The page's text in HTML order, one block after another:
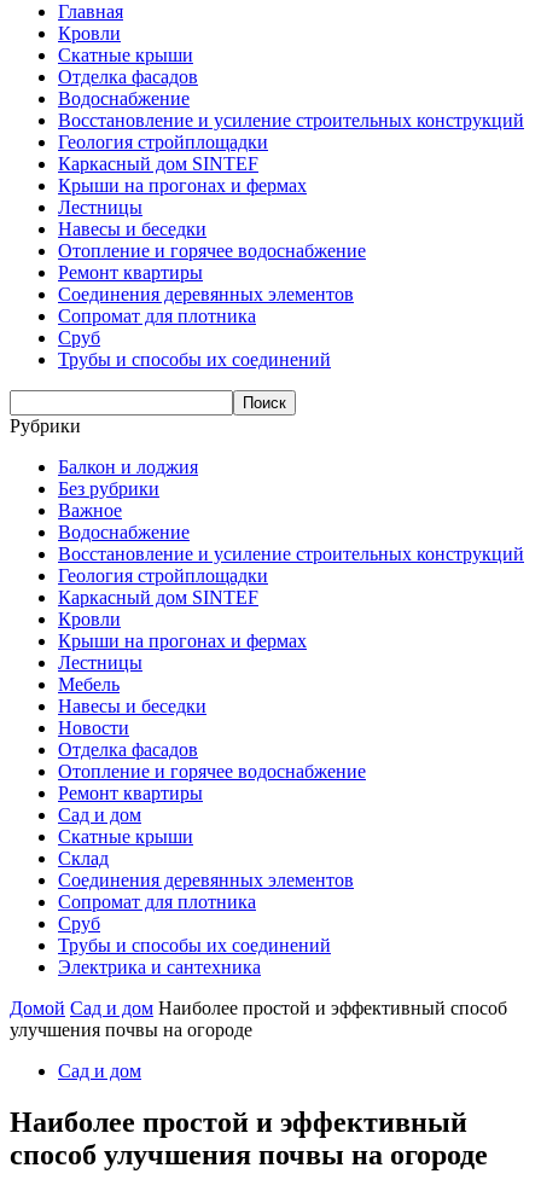
Главная
Кровли
Скатные крыши
Отделка фасадов
Водоснабжение
Восстановление и усиление строительных конструкций
Геология стройплощадки
Каркасный дом SINTEF
Крыши на прогонах и фермах
Лестницы
Навесы и беседки
Отопление и горячее водоснабжение
Ремонт квартиры
Соединения деревянных элементов
Сопромат для плотника
Сруб
Трубы и способы их соединений
Рубрики
Балкон и лоджия
Без рубрики
Важное
Водоснабжение
Восстановление и усиление строительных конструкций
Геология стройплощадки
Каркасный дом SINTEF
Кровли
Крыши на прогонах и фермах
Лестницы
Мебель
Навесы и беседки
Новости
Отделка фасадов
Отопление и горячее водоснабжение
Ремонт квартиры
Сад и дом
Скатные крыши
Склад
Соединения деревянных элементов
Сопромат для плотника
Сруб
Трубы и способы их соединений
Электрика и сантехника
Домой Сад и дом Наиболее простой и эффективный способ
улучшения почвы на огороде
Сад и дом
Наиболее простой и эффективный
способ улучшения почвы на огороде